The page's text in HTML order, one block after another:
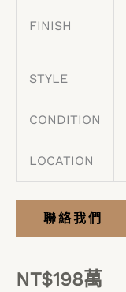
FINISH
STYLE
CONDITION
LOCATION
聯絡我們
NT$198萬